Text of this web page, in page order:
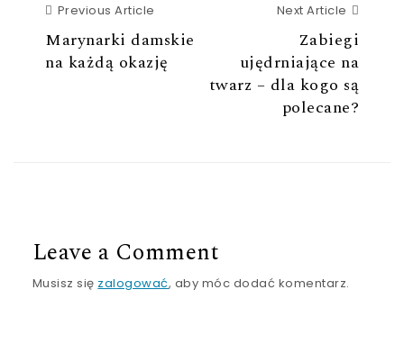
Previous Article
Marynarki damskie
na każdą okazję
Next Article
Zabiegi
ujędrniające na
twarz – dla kogo są
polecane?
Leave a Comment
Musisz się zalogować, aby móc dodać komentarz.